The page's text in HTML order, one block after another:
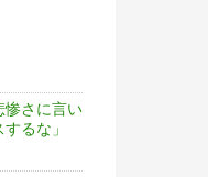
惨さに言い
るな」